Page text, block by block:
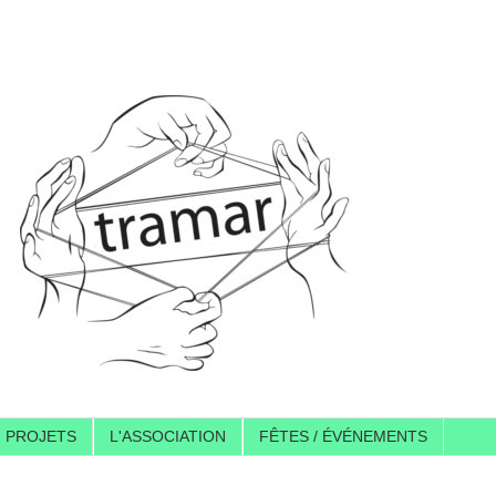
PROJETS L'ASSOCIATION FÊTES / ÉVÉNEMENTS